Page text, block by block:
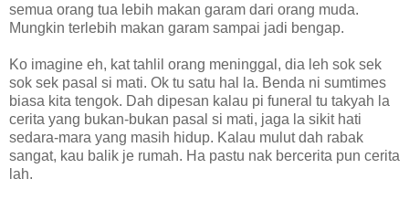
semua orang tua lebih makan garam dari orang muda.
Mungkin terlebih makan garam sampai jadi bengap.
Ko imagine eh, kat tahlil orang meninggal, dia leh sok sek
sok sek pasal si mati. Ok tu satu hal la. Benda ni sumtimes
biasa kita tengok. Dah dipesan kalau pi funeral tu takyah la
cerita yang bukan-bukan pasal si mati, jaga la sikit hati
sedara-mara yang masih hidup. Kalau mulut dah rabak
sangat, kau balik je rumah. Ha pastu nak bercerita pun cerita
lah.